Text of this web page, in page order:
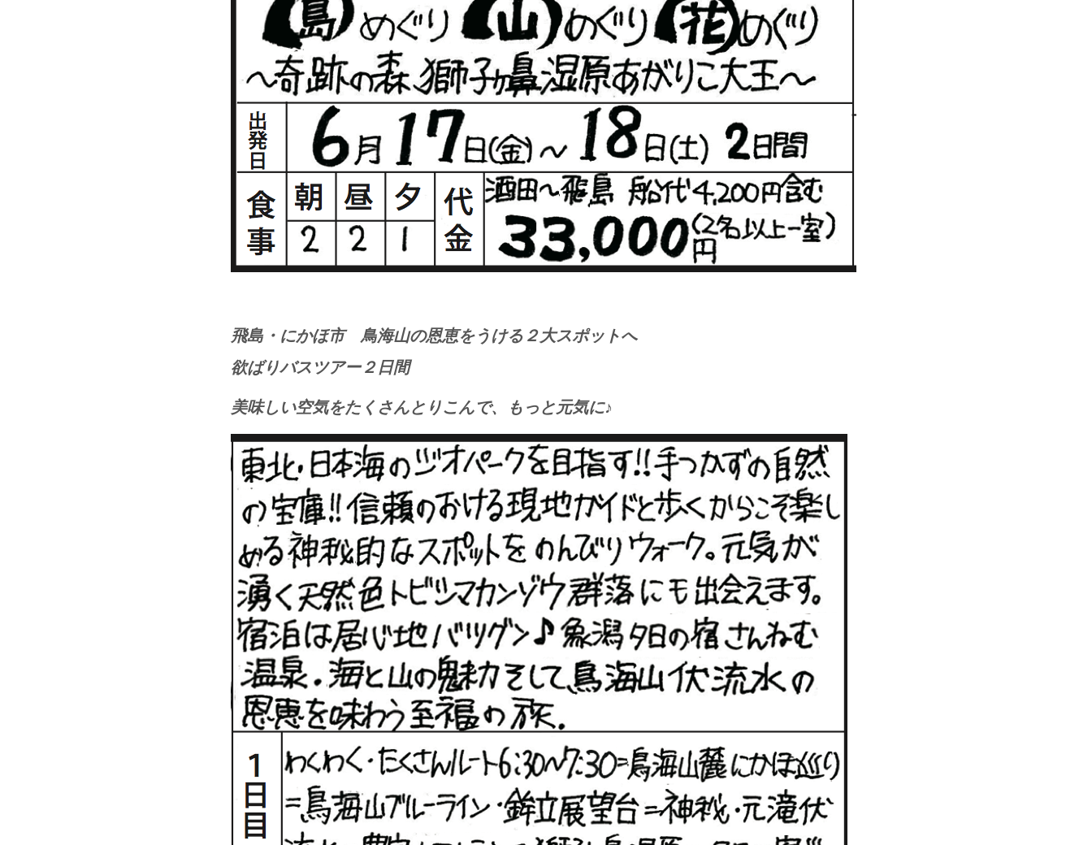
飛島・にかほ市 鳥海山の恩恵をうける２大スポットへ
欲ばりバスツアー２日間
美味しい空気をたくさんとりこんで、もっと元気に♪